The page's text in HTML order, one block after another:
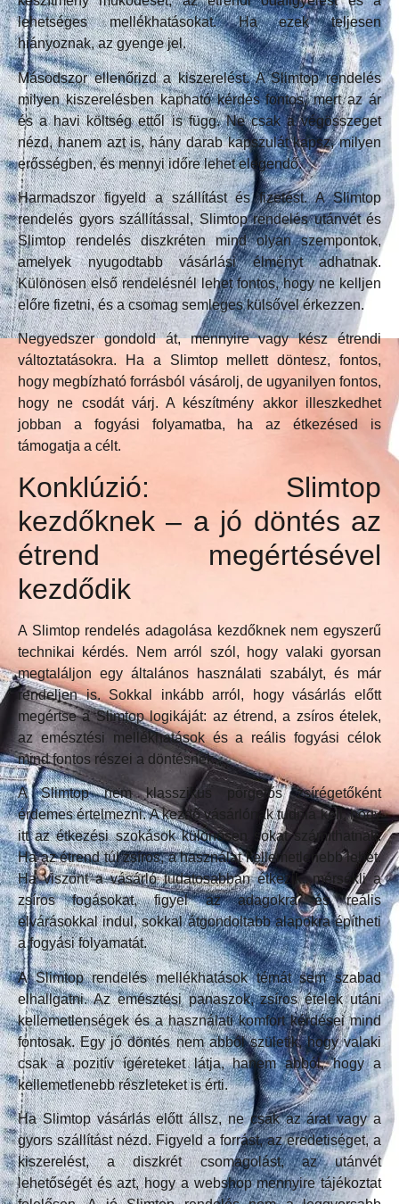
lehetséges mellékhatásokat. Ha ezek teljesen
hiányoznak, az gyenge jel.
Másodszor ellenőrizd a kiszerelést. A Slimtop rendelés
milyen kiszerelésben kapható kérdés fontos, mert az ár
és a havi költség ettől is függ. Ne csak a végösszeget
nézd, hanem azt is, hány darab kapszulát kapsz, milyen
erősségben, és mennyi időre lehet elegendő.
Harmadszor figyeld a szállítást és fizetést. A Slimtop
rendelés gyors szállítással, Slimtop rendelés utánvét és
Slimtop rendelés diszkréten mind olyan szempontok,
amelyek nyugodtabb vásárlási élményt adhatnak.
Különösen első rendelésnél lehet fontos, hogy ne kelljen
előre fizetni, és a csomag semleges külsővel érkezzen.
Negyedszer gondold át, mennyire vagy kész étrendi
változtatásokra. Ha a Slimtop mellett döntesz, fontos,
hogy megbízható forrásból vásárolj, de ugyanilyen fontos,
hogy ne csodát várj. A készítmény akkor illeszkedhet
jobban a fogyási folyamatba, ha az étkezésed is
támogatja a célt.
Konklúzió: Slimtop
kezdőknek – a jó döntés az
étrend megértésével
kezdődik
A Slimtop rendelés adagolása kezdőknek nem egyszerű
technikai kérdés. Nem arról szól, hogy valaki gyorsan
megtaláljon egy általános használati szabályt, és már
rendeljen is. Sokkal inkább arról, hogy vásárlás előtt
megértse a Slimtop logikáját: az étrend, a zsíros ételek,
az emésztési mellékhatások és a reális fogyási célok
mind fontos részei a döntésnek.
A Slimtop nem klasszikus pörgetős zsírégetőként
érdemes értelmezni. A kezdő vásárlónak tudnia kell, hogy
itt az étkezési szokások különösen sokat számíthatnak.
Ha az étrend túl zsíros, a használat kellemetlenebb lehet.
Ha viszont a vásárló tudatosabban étkezik, mérsékli a
zsíros fogásokat, figyel az adagokra és reális
elvárásokkal indul, sokkal átgondoltabb alapokra építheti
a fogyási folyamatát.
A Slimtop rendelés mellékhatások témát sem szabad
elhallgatni. Az emésztési panaszok, zsíros ételek utáni
kellemetlenségek és a használati komfort kérdései mind
fontosak. Egy jó döntés nem abból születik, hogy valaki
csak a pozitív ígéreteket látja, hanem abból, hogy a
kellemetlenebb részleteket is érti.
Ha Slimtop vásárlás előtt állsz, ne csak az árat vagy a
gyors szállítást nézd. Figyeld a forrást, az eredetiséget, a
kiszerelést, a diszkrét csomagolást, az utánvét
lehetőségét és azt, hogy a webshop mennyire tájékoztat